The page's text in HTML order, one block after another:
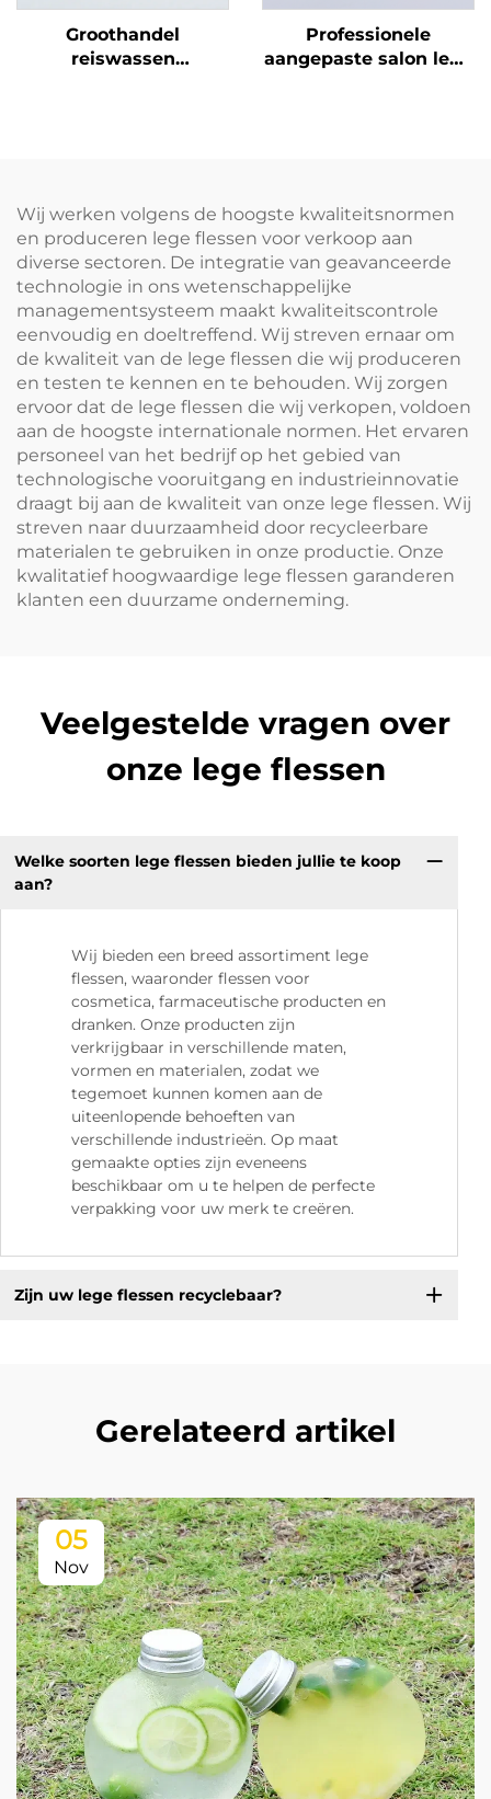
Groothandel
reiswassen
verzorging
Professionele
aangepaste salon lege
Wij werken volgens de hoogste kwaliteitsnormen
en produceren lege flessen voor verkoop aan
diverse sectoren. De integratie van geavanceerde
technologie in ons wetenschappelijke
managementsysteem maakt kwaliteitscontrole
eenvoudig en doeltreffend. Wij streven ernaar om
de kwaliteit van de lege flessen die wij produceren
en testen te kennen en te behouden. Wij zorgen
ervoor dat de lege flessen die wij verkopen, voldoen
aan de hoogste internationale normen. Het ervaren
personeel van het bedrijf op het gebied van
technologische vooruitgang en industrieinnovatie
draagt bij aan de kwaliteit van onze lege flessen. Wij
streven naar duurzaamheid door recycleerbare
materialen te gebruiken in onze productie. Onze
kwalitatief hoogwaardige lege flessen garanderen
klanten een duurzame onderneming.
Veelgestelde vragen over
onze lege flessen
Welke soorten lege flessen bieden jullie te koop
aan?
Wij bieden een breed assortiment lege
flessen, waaronder flessen voor
cosmetica, farmaceutische producten en
dranken. Onze producten zijn
verkrijgbaar in verschillende maten,
vormen en materialen, zodat we
tegemoet kunnen komen aan de
uiteenlopende behoeften van
verschillende industrieën. Op maat
gemaakte opties zijn eveneens
beschikbaar om u te helpen de perfecte
verpakking voor uw merk te creëren.
Zijn uw lege flessen recyclebaar?
Gerelateerd artikel
05
Nov